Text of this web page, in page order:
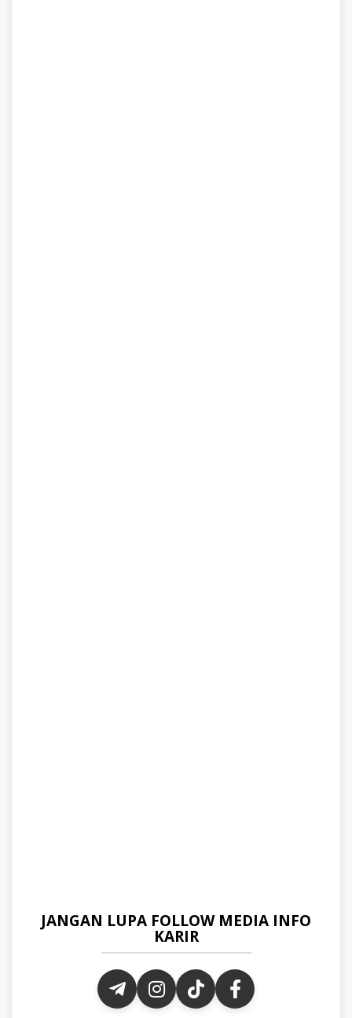
JANGAN LUPA FOLLOW MEDIA INFO
KARIR